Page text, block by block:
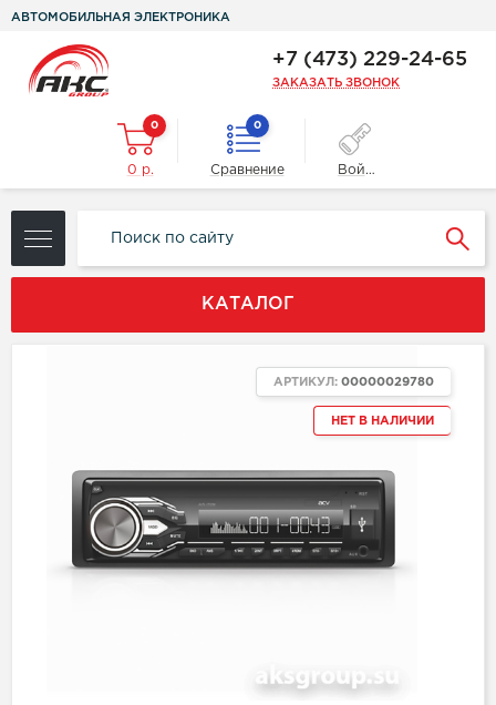
АВТОМОБИЛЬНАЯ ЭЛЕКТРОНИКА
+7 (473) 229-24-65
ЗАКАЗАТЬ ЗВОНОК
0
0 р.
0
Сравнение Войти
КАТАЛОГ
НЕТ В НАЛИЧИИ
АРТИКУЛ: 00000029780